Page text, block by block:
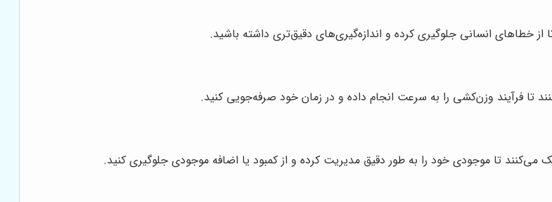
خطاهای انسانی جلوگیری کرده و اندازه‌گیری‌های دقیق‌تری داشته باشید.
فرآیند وزن‌کشی را به سرعت انجام داده و در زمان خود صرفه‌جویی کنید.
می‌کنند تا موجودی خود را به طور دقیق مدیریت کرده و از کمبود یا اضافه موجودی جلوگیری کنید.